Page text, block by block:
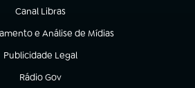
Canal Libras
(abre em nova aba)
e Análise de Mídias
nova aba)
Publicidade Legal
(abre em nova aba)
Rádio Gov
(abre em nova aba)